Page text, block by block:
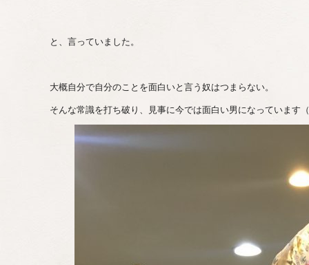
と、言っていました。
大概自分で自分のことを面白いと言う奴はつまらない。
そんな常識を打ち破り、見事に今では面白い男になっています